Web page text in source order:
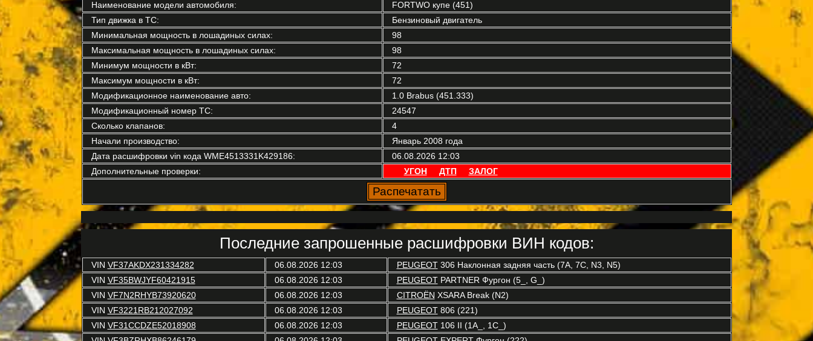
Наименование модели автомобиля:
FORTWO купе (451)
Тип движка в ТС:
Бензиновый двигатель
Минимальная мощность в лошадиных силах:
98
Максимальная мощность в лошадиных силах:
98
Минимум мощности в кВт:
72
Максимум мощности в кВт:
72
Модификационное наименование авто:
1.0 Brabus (451.333)
Модификационный номер ТС:
24547
Сколько клапанов:
4
Начали производство:
Январь 2008 года
Дата расшифровки vin кода WME4513331K429186:
06.08.2026 12:03
Дополнительные проверки:
УГОН ДТП ЗАЛОГ
Последние запрошенные расшифровки ВИН кодов:
VIN VF37AKDX231334282 06.08.2026 12:03 PEUGEOT306 Наклонная задняя часть (7A, 7C, N3, N5)
VIN VF35BWJYF60421915 06.08.2026 12:03 PEUGEOTPARTNER Фургон (5_, G_)
VIN VF7N2RHYB73920620 06.08.2026 12:03 CITROËN XSARA Break (N2)
VIN VF3221RB212027092 06.08.2026 12:03 PEUGEOT806 (221)
VIN VF31CCDZE52018908 06.08.2026 12:03 PEUGEOT106 II (1A_, 1C_)